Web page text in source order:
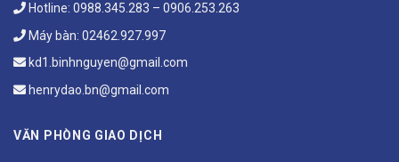
Hotline: 0988.345.283 – 0906.253.263
Máy bàn: 02462.927.997
kd1.binhnguyen@gmail.com
henrydao.bn@gmail.com
VĂN PHÒNG GIAO DỊCH